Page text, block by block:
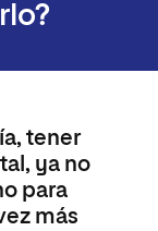
tener
ya no
para
más